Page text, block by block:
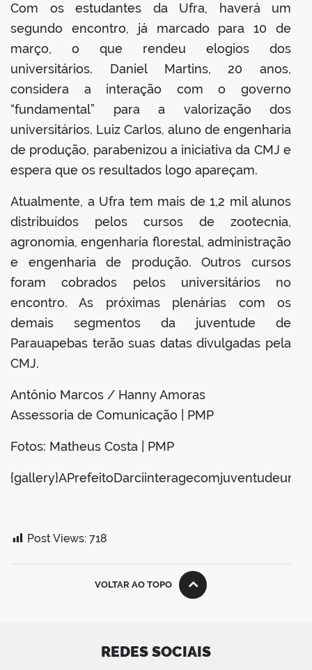
Com os estudantes da Ufra, haverá um
segundo encontro, já marcado para 10 de
março, o que rendeu elogios dos
universitários. Daniel Martins, 20 anos,
considera a interação com o governo
“fundamental” para a valorização dos
universitários. Luiz Carlos, aluno de engenharia
de produção, parabenizou a iniciativa da CMJ e
espera que os resultados logo apareçam.
Atualmente, a Ufra tem mais de 1,2 mil alunos
distribuídos pelos cursos de zootecnia,
agronomia, engenharia florestal, administração
e engenharia de produção. Outros cursos
foram cobrados pelos universitários no
encontro. As próximas plenárias com os
demais segmentos da juventude de
Parauapebas terão suas datas divulgadas pela
CMJ.
Antônio Marcos / Hanny Amoras
Assessoria de Comunicação | PMP
Fotos: Matheus Costa | PMP
Post Views: 718
VOLTAR AO TOPO
REDES SOCIAIS